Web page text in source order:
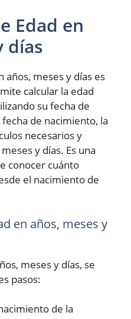
Edad en
días
años, meses y días es
calcular la edad
su fecha de
de nacimiento, la
necesarios y
y días. Es una
conocer cuánto
el nacimiento de
en años, meses y
meses y días, se
pasos:
de la